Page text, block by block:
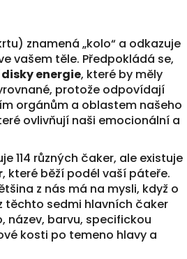
znamená „kolo“ a odkazuje
vašem těle. Předpokládá se,
energie, které by měly
protože odpovídají
orgánům a oblastem našeho
ovlivňují naši emocionální a
114 různých čaker, ale existuje
, které běží podél vaší páteře.
z nás má na mysli, když o
těchto sedmi hlavních čaker
barvu, specifickou
kosti po temeno hlavy a